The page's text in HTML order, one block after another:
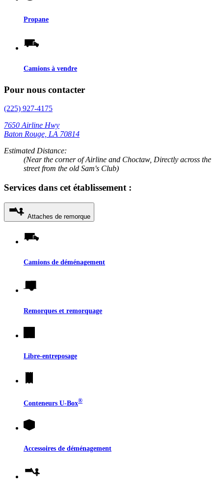
Propane
Camions à vendre
Pour nous contacter
(225) 927-4175
7650 Airline Hwy
Baton Rouge, LA 70814
Estimated Distance:
(Near the corner of Airline and Choctaw, Directly across the
street from the old Sam's Club)
Services dans cet établissement :
Attaches de remorque
Camions de déménagement
Remorques et remorquage
Libre-entreposage
Conteneurs U-Box®
Accessoires de déménagement